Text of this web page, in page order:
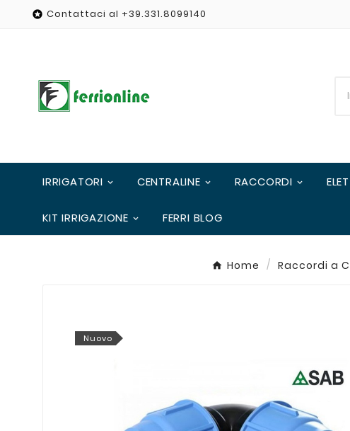
 Contattaci al +39.331.8099140
IRRIGATORI CENTRALINE RACCORDI
KIT IRRIGAZIONE FERRI BLOG
Home Raccordi a
Nuovo